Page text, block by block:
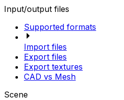
Input/output files
Supported formats
Import files
Export files
Export textures
CAD vs Mesh
Scene